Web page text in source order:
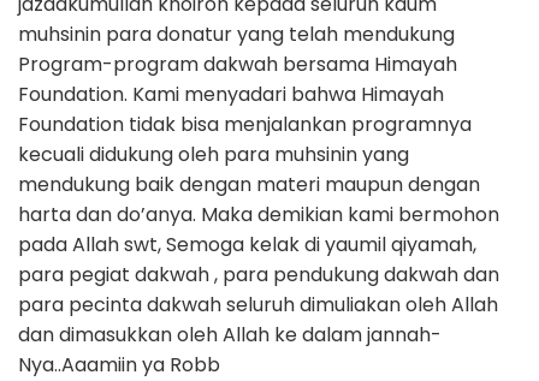
muhsinin para donatur yang telah mendukung
Program-program dakwah bersama Himayah
Foundation. Kami menyadari bahwa Himayah
Foundation tidak bisa menjalankan programnya
kecuali didukung oleh para muhsinin yang
mendukung baik dengan materi maupun dengan
harta dan do’anya. Maka demikian kami bermohon
pada Allah swt, Semoga kelak di yaumil qiyamah,
para pegiat dakwah , para pendukung dakwah dan
para pecinta dakwah seluruh dimuliakan oleh Allah
dan dimasukkan oleh Allah ke dalam jannah-
Nya..Aaamiin ya Robb